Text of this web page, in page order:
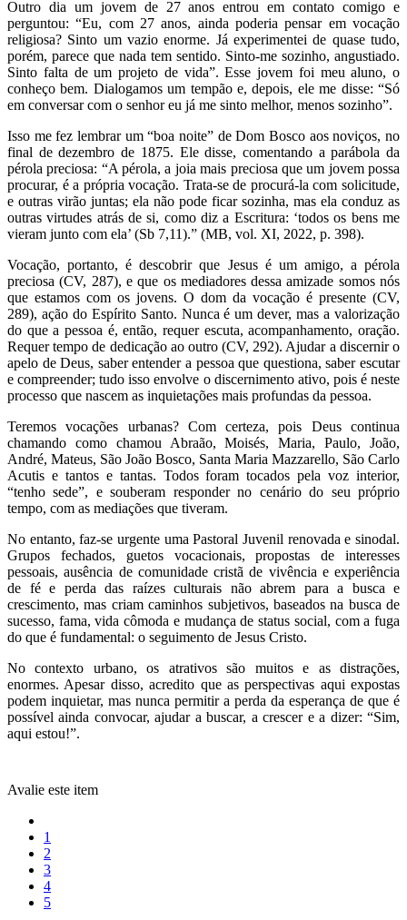
Outro dia um jovem de 27 anos entrou em contato comigo e
perguntou: “Eu, com 27 anos, ainda poderia pensar em vocação
religiosa? Sinto um vazio enorme. Já experimentei de quase tudo,
porém, parece que nada tem sentido. Sinto-me sozinho, angustiado.
Sinto falta de um projeto de vida”. Esse jovem foi meu aluno, o
conheço bem. Dialogamos um tempão e, depois, ele me disse: “Só
em conversar com o senhor eu já me sinto melhor, menos sozinho”.
Isso me fez lembrar um “boa noite” de Dom Bosco aos noviços, no
final de dezembro de 1875. Ele disse, comentando a parábola da
pérola preciosa: “A pérola, a joia mais preciosa que um jovem possa
procurar, é a própria vocação. Trata-se de procurá-la com solicitude,
e outras virão juntas; ela não pode ficar sozinha, mas ela conduz as
outras virtudes atrás de si, como diz a Escritura: ‘todos os bens me
vieram junto com ela’ (Sb 7,11).” (MB, vol. XI, 2022, p. 398).
Vocação, portanto, é descobrir que Jesus é um amigo, a pérola
preciosa (CV, 287), e que os mediadores dessa amizade somos nós
que estamos com os jovens. O dom da vocação é presente (CV,
289), ação do Espírito Santo. Nunca é um dever, mas a valorização
do que a pessoa é, então, requer escuta, acompanhamento, oração.
Requer tempo de dedicação ao outro (CV, 292). Ajudar a discernir o
apelo de Deus, saber entender a pessoa que questiona, saber escutar
e compreender; tudo isso envolve o discernimento ativo, pois é neste
processo que nascem as inquietações mais profundas da pessoa.
Teremos vocações urbanas? Com certeza, pois Deus continua
chamando como chamou Abraão, Moisés, Maria, Paulo, João,
André, Mateus, São João Bosco, Santa Maria Mazzarello, São Carlo
Acutis e tantos e tantas. Todos foram tocados pela voz interior,
“tenho sede”, e souberam responder no cenário do seu próprio
tempo, com as mediações que tiveram.
No entanto, faz-se urgente uma Pastoral Juvenil renovada e sinodal.
Grupos fechados, guetos vocacionais, propostas de interesses
pessoais, ausência de comunidade cristã de vivência e experiência
de fé e perda das raízes culturais não abrem para a busca e
crescimento, mas criam caminhos subjetivos, baseados na busca de
sucesso, fama, vida cômoda e mudança de status social, com a fuga
do que é fundamental: o seguimento de Jesus Cristo.
No contexto urbano, os atrativos são muitos e as distrações,
enormes. Apesar disso, acredito que as perspectivas aqui expostas
podem inquietar, mas nunca permitir a perda da esperança de que é
possível ainda convocar, ajudar a buscar, a crescer e a dizer: “Sim,
aqui estou!”.
Avalie este item
1
2
3
4
5